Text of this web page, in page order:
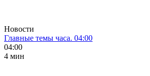
Новости
Главные темы часа. 04:00
04:00
4 мин